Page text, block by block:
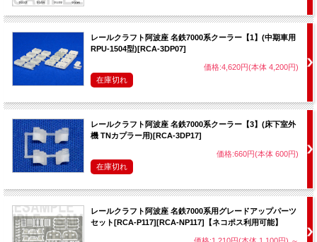
レールクラフト阿波座 名鉄7000系クーラー【1】(中期車用
RPU-1504型)[RCA-3DP07]
価格:4,620円(本体 4,200円)
在庫切れ
レールクラフト阿波座 名鉄7000系クーラー【3】(床下室外
機 TNカプラー用)[RCA-3DP17]
価格:660円(本体 600円)
在庫切れ
レールクラフト阿波座 名鉄7000系用グレードアップパーツ
セット[RCA-P117][RCA-NP117]【ネコポス利用可能】